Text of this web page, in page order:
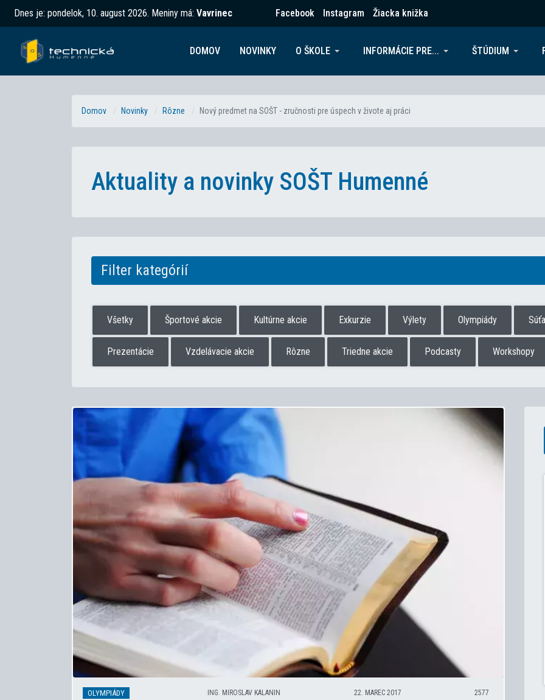
Dnes je: pondelok, 10. august 2026. Meniny má: Vavrinec Facebook Instagram Žiacka knižka
DOMOV NOVINKY O ŠKOLE INFORMÁCIE PRE... ŠTÚDIUM
Domov Novinky Rôzne Nový predmet na SOŠT - zručnosti pre úspech v živote aj práci
Aktuality a novinky SOŠT Humenné
Filter kategórií
Všetky Športové akcie Kultúrne akcie Exkurzie Výlety Olympiády
Prezentácie Vzdelávacie akcie Rôzne Triedne akcie Podcasty Workshopy
OLYMPIÁDY ING. MIROSLAV KALANIN 22. MAREC 2017 2577